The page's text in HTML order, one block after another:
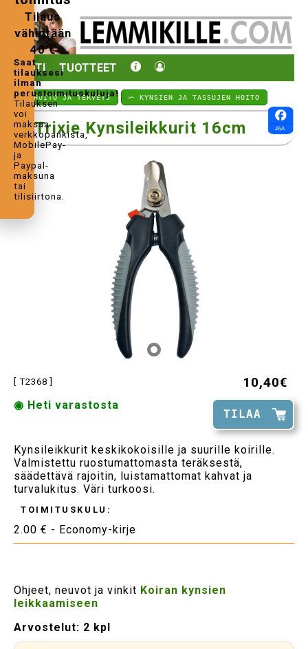
KOTI TUOTTEET
Tilaus
vähintään
40 €
Saat
tilauksesi
ilman
perustoimituskuluja!
Tilauksen
voi
maksaa
verkkopankista,
MobilePay-
ja
Paypal-
maksuna
tai
tilisiirtona.
⤺ HOITO JA TERVEYS ⤺ KYNSIEN JA TASSUJEN HOITO
Trixie Kynsileikkurit 16cm
[ T2368 ] 10,40€
TILAA
◉ Heti varastosta
Kynsileikkurit keskikokoisille ja suurille koirille.
Valmistettu ruostumattomasta teräksestä,
säädettävä rajoitin, luistamattomat kahvat ja
turvalukitus. Väri turkoosi.
TOIMITUSKULU:
2.00 € - Economy-kirje
Ohjeet, neuvot ja vinkit Koiran kynsien
leikkaamiseen
Arvostelut: 2 kpl